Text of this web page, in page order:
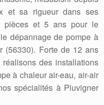
et sa rigueur dans ses
pièces et 5 ans pour le
dépannage de pompe à
(56330). Forte de 12 ans
des installations
à chaleur air-eau, air-air
spécialités à Pluvigner